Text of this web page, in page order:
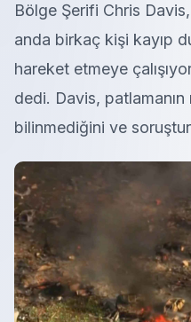
Bölge Şerifi Chris Davis,
anda birkaç kişi kayıp
hareket etmeye
dedi. Davis,
bilinmediğini ve